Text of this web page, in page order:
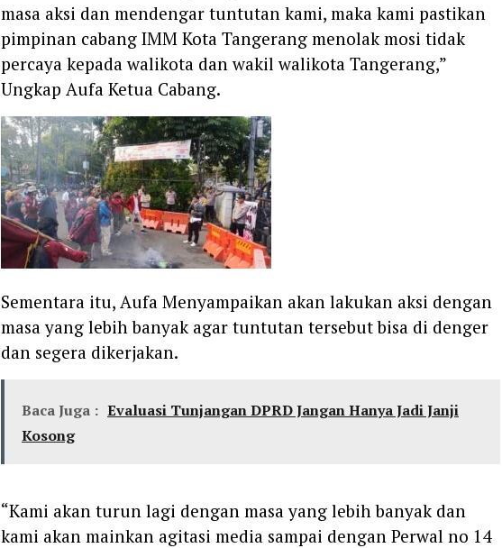
masa aksi dan mendengar tuntutan kami, maka kami pastikan
pimpinan cabang IMM Kota Tangerang menolak mosi tidak
percaya kepada walikota dan wakil walikota Tangerang,”
Ungkap Aufa Ketua Cabang.
Sementara itu, Aufa Menyampaikan akan lakukan aksi dengan
masa yang lebih banyak agar tuntutan tersebut bisa di denger
dan segera dikerjakan.
Baca Juga : Evaluasi Tunjangan DPRD Jangan Hanya Jadi Janji
Kosong
“Kami akan turun lagi dengan masa yang lebih banyak dan
kami akan mainkan agitasi media sampai dengan Perwal no 14